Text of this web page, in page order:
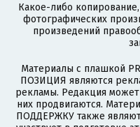
Какое-либо
фотографических
произведений
Материалы с плашкой
ПОЗИЦИЯ являются
рекламы. Редакция
них продвигаются.
ПОДДЕРЖКУ также